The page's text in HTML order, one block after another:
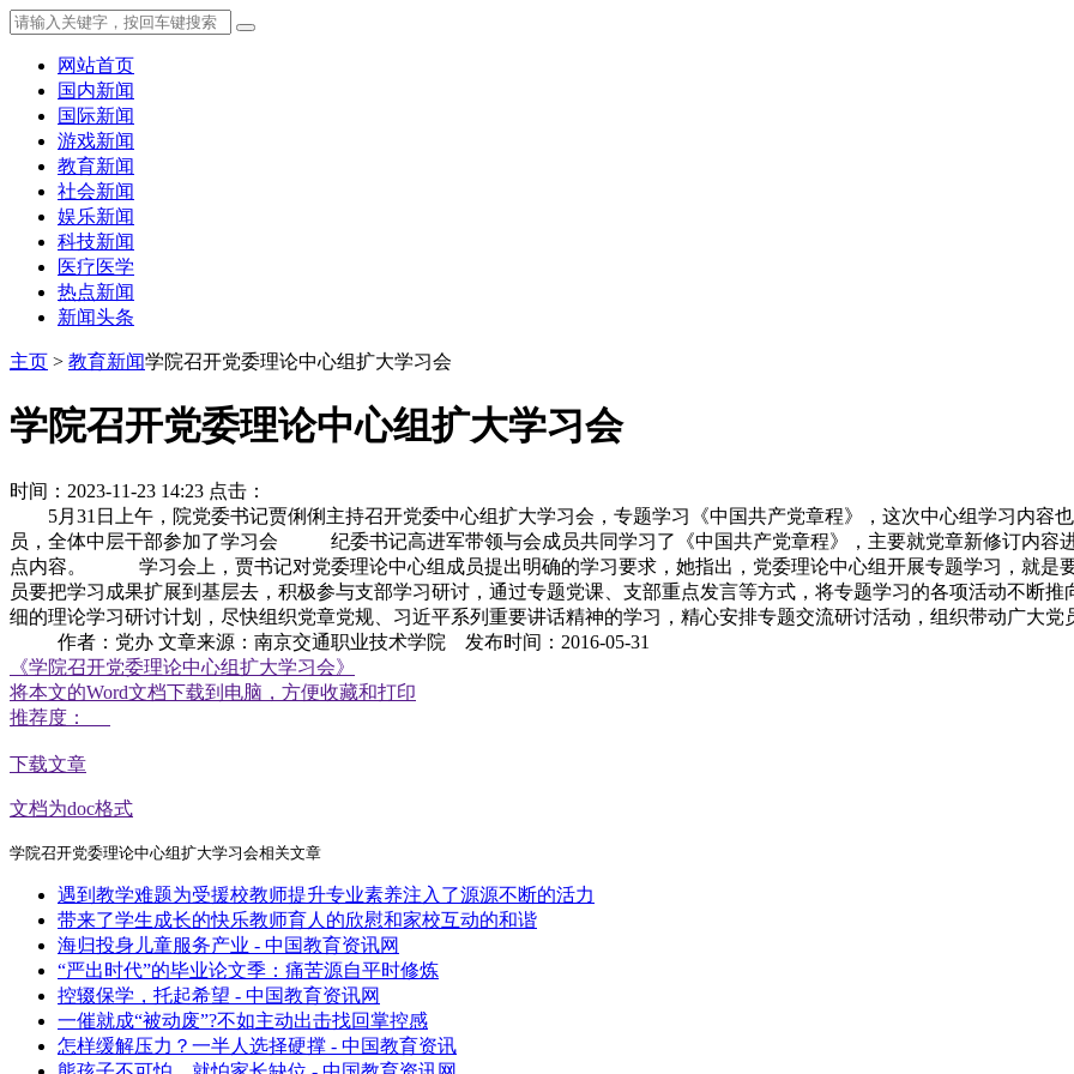
网站首页
国内新闻
国际新闻
游戏新闻
教育新闻
社会新闻
娱乐新闻
科技新闻
医疗医学
热点新闻
新闻头条
主页 > 教育新闻学院召开党委理论中心组扩大学习会
学院召开党委理论中心组扩大学习会
时间：2023-11-23 14:23 点击：
5月31日上午，院党委书记贾俐俐主持召开党委中心组扩大学习会，专题学习《中国共产党章程》，这次中心组学习内容
员，全体中层干部参加了学习会 纪委书记高进军带领与会成员共同学习了《中国共产党章程》，主要就党章新修订内容
点内容。 学习会上，贾书记对党委理论中心组成员提出明确的学习要求，她指出，党委理论中心组开展专题学习，就是
员要把学习成果扩展到基层去，积极参与支部学习研讨，通过专题党课、支部重点发言等方式，将专题学习的各项活动不断
细的理论学习研讨计划，尽快组织党章党规、习近平系列重要讲话精神的学习，精心安排专题交流研讨活动，组织带动广大
作者：党办 文章来源：南京交通职业技术学院 发布时间：2016-05-31
《学院召开党委理论中心组扩大学习会》
将本文的Word文档下载到电脑，方便收藏和打印
推荐度：
下载文章
文档为doc格式
学院召开党委理论中心组扩大学习会相关文章
遇到教学难题为受援校教师提升专业素养注入了源源不断的活力
带来了学生成长的快乐教师育人的欣慰和家校互动的和谐
海归投身儿童服务产业 - 中国教育资讯网
“严出时代”的毕业论文季：痛苦源自平时修炼
控辍保学，托起希望 - 中国教育资讯网
一催就成“被动废”?不如主动出击找回掌控感
怎样缓解压力？一半人选择硬撑 - 中国教育资讯